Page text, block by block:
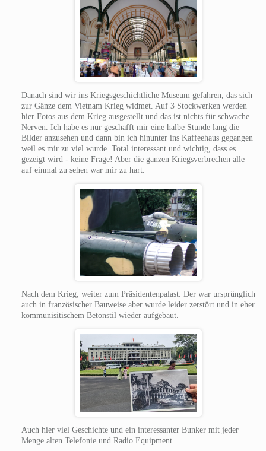
Danach sind wir ins Kriegsgeschichtliche Museum gefahren, das sich
zur Gänze dem Vietnam Krieg widmet. Auf 3 Stockwerken werden
hier Fotos aus dem Krieg ausgestellt und das ist nichts für schwache
Nerven. Ich habe es nur geschafft mir eine halbe Stunde lang die
Bilder anzusehen und dann bin ich hinunter ins Kaffeehaus gegangen
weil es mir zu viel wurde. Total interessant und wichtig, dass es
gezeigt wird - keine Frage! Aber die ganzen Kriegsverbrechen alle
auf einmal zu sehen war mir zu hart.
Nach dem Krieg, weiter zum Präsidentenpalast. Der war ursprünglich
auch in französischer Bauweise aber wurde leider zerstört und in eher
kommunisitischem Betonstil wieder aufgebaut.
Auch hier viel Geschichte und ein interessanter Bunker mit jeder
Menge alten Telefonie und Radio Equipment.